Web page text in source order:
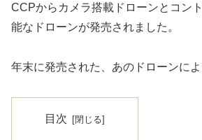
CCPからカメラ搭載ドローンとコン
能なドローンが発売されました。
年末に発売された、あのドローンによ
目次